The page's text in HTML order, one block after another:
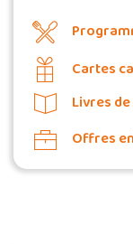
Cartes
Livres
Offres